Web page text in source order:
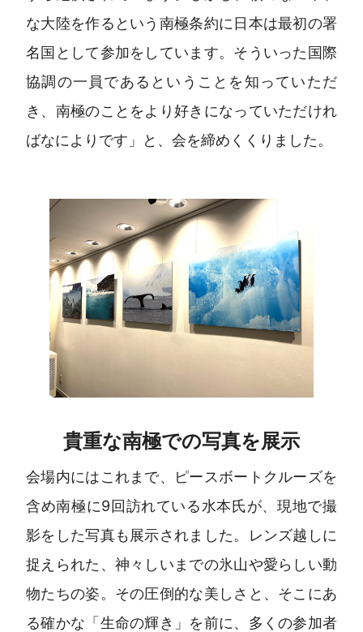
な大陸を作るという南極条約に日本は最初の署
名国として参加をしています。そういった国際
協調の一員であるということを知っていただ
き、南極のことをより好きになっていただけれ
ばなによりです」と、会を締めくくりました。
貴重な南極での写真を展示
会場内にはこれまで、ピースボートクルーズを
含め南極に9回訪れている水本氏が、現地で撮
影をした写真も展示されました。レンズ越しに
捉えられた、神々しいまでの氷山や愛らしい動
物たちの姿。その圧倒的な美しさと、そこにあ
る確かな「生命の輝き」を前に、多くの参加者